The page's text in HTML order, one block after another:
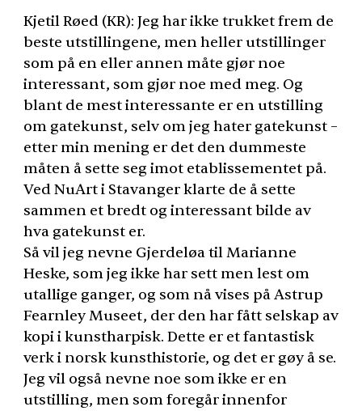
Kjetil Røed (KR): Jeg har ikke trukket frem de
beste utstillingene, men heller utstillinger
som på en eller annen måte gjør noe
interessant, som gjør noe med meg. Og
blant de mest interessante er en utstilling
om gatekunst, selv om jeg hater gatekunst –
etter min mening er det den dummeste
måten å sette seg imot etablissementet på.
Ved NuArt i Stavanger klarte de å sette
sammen et bredt og interessant bilde av
hva gatekunst er.
Så vil jeg nevne Gjerdeløa til Marianne
Heske, som jeg ikke har sett men lest om
utallige ganger, og som nå vises på Astrup
Fearnley Museet, der den har fått selskap av
kopi i kunstharpisk. Dette er et fantastisk
verk i norsk kunsthistorie, og det er gøy å se.
Jeg vil også nevne noe som ikke er en
utstilling, men som foregår innenfor